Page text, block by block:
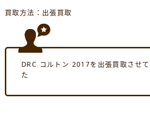
買取方法：出張買取
DRC コルトン 2017を出張買取させ
た